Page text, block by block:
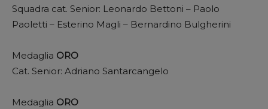
Squadra cat. Senior: Leonardo Bettoni – Paolo
Paoletti – Esterino Magli – Bernardino Bulgherini
Medaglia ORO
Cat. Senior: Adriano Santarcangelo
Medaglia ORO